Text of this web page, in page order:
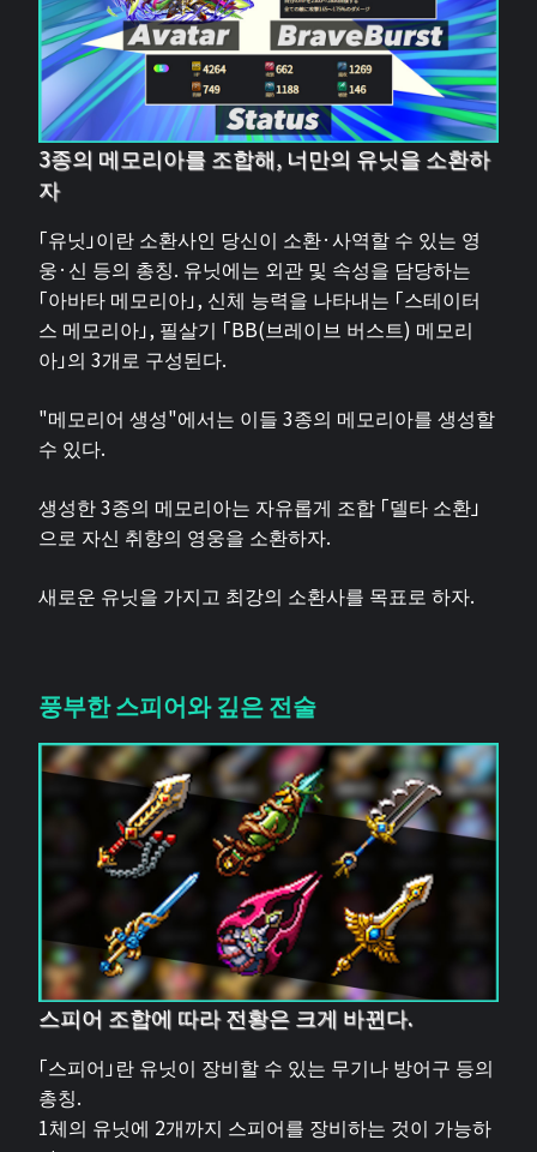
3종의 메모리아를 조합해, 너만의 유닛을 소환하
자
「유닛」이란 소환사인 당신이 소환·사역할 수 있는 영
웅·신 등의 총칭. 유닛에는 외관 및 속성을 담당하는
「아바타 메모리아」, 신체 능력을 나타내는 「스테이터
스 메모리아」, 필살기 「BB(브레이브 버스트) 메모리
아」의 3개로 구성된다.
"메모리어 생성"에서는 이들 3종의 메모리아를 생성할
수 있다.
생성한 3종의 메모리아는 자유롭게 조합 「델타 소환」
으로 자신 취향의 영웅을 소환하자.
새로운 유닛을 가지고 최강의 소환사를 목표로 하자.
풍부한 스피어와 깊은 전술
스피어 조합에 따라 전황은 크게 바뀐다.
「스피어」란 유닛이 장비할 수 있는 무기나 방어구 등의
총칭.
1체의 유닛에 2개까지 스피어를 장비하는 것이 가능하